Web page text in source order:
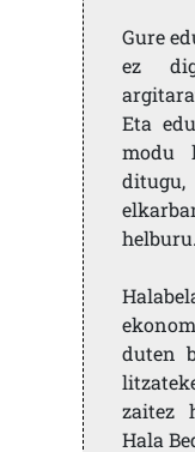
Gure
ez
Eta
modu
helburu.
duten
zaitez
Hala